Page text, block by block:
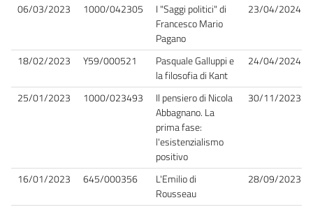
06/03/2023 1000/042305
I "Saggi politici" di
Francesco Mario
Pagano
23/04/2024
18/02/2023 Y59/000521
Pasquale Galluppi e
la filosofia di Kant
24/04/2024
25/01/2023 1000/023493
Il pensiero di Nicola
Abbagnano. La
prima fase:
l'esistenzialismo
positivo
30/11/2023
16/01/2023 645/000356
L'Emilio di
Rousseau
28/09/2023